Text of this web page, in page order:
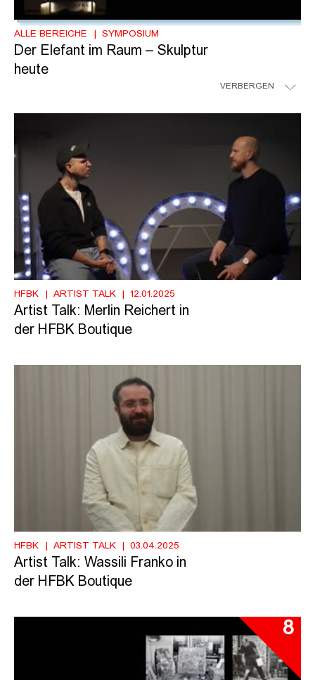
ALLE BEREICHE SYMPOSIUM
Der Elefant im Raum – Skulptur
heute
VERBERGEN
HFBK ARTIST TALK 12.01.2025
Artist Talk: Merlin Reichert in
der HFBK Boutique
HFBK ARTIST TALK 03.04.2025
Artist Talk: Wassili Franko in
der HFBK Boutique
8